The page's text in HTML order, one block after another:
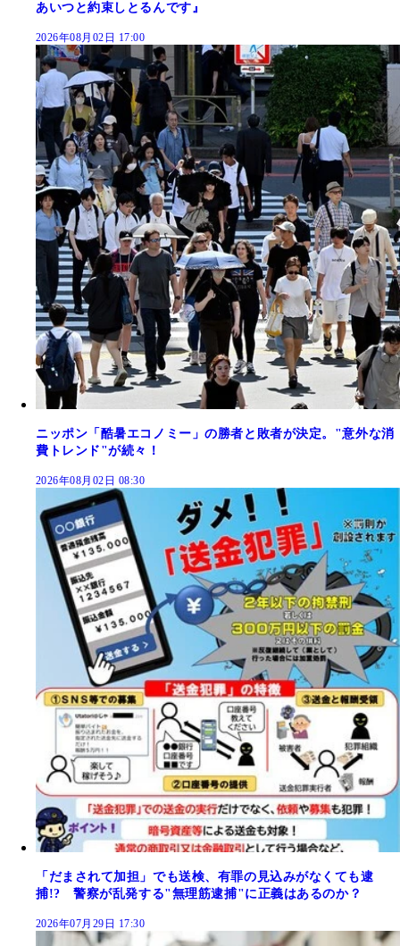
あいつと約束しとるんです』
2026年08月02日 17:00
ニッポン「酷暑エコノミー」の勝者と敗者が決定。"意外な消
費トレンド"が続々！
2026年08月02日 08:30
「だまされて加担」でも送検、有罪の見込みがなくても逮
捕!? 警察が乱発する"無理筋逮捕"に正義はあるのか？
2026年07月29日 17:30